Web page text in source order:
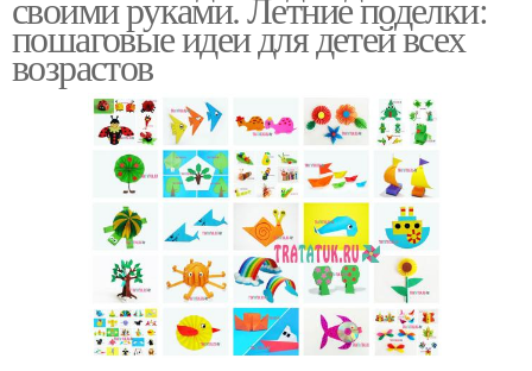
Интересные поделки
Пластилиновые
поделки
Тканевые поделки Поделки из теста
Идеи для поделок Креативные поделки
пошаговые идеи для детей всех
возрастов